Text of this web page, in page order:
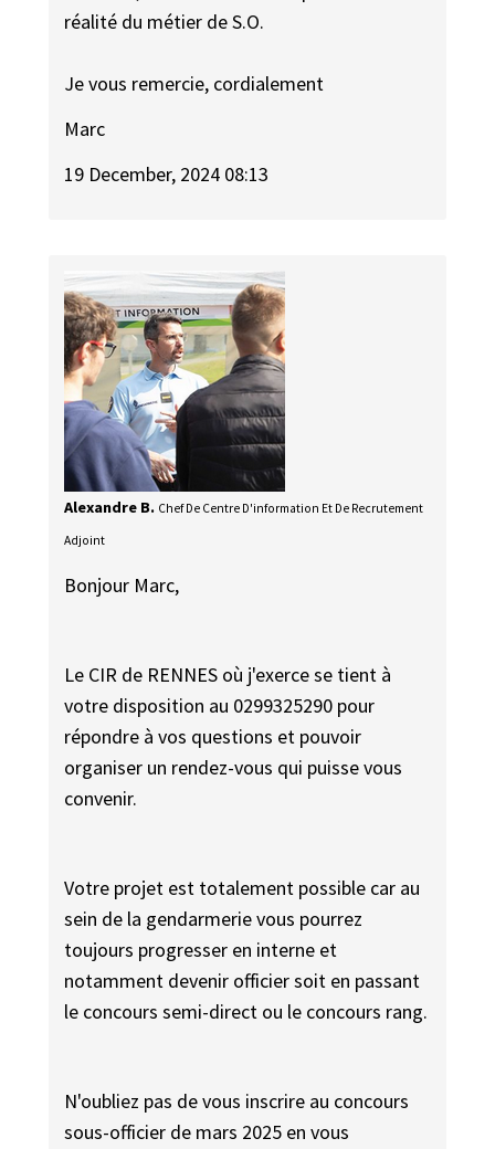
réalité du métier de S.O.
Je vous remercie, cordialement
Marc
19 December, 2024 08:13
Alexandre B. Chef De Centre D'information Et De Recrutement
Adjoint
Bonjour Marc,
Le CIR de RENNES où j'exerce se tient à
votre disposition au 0299325290 pour
répondre à vos questions et pouvoir
organiser un rendez-vous qui puisse vous
convenir.
Votre projet est totalement possible car au
sein de la gendarmerie vous pourrez
toujours progresser en interne et
notamment devenir officier soit en passant
le concours semi-direct ou le concours rang.
N'oubliez pas de vous inscrire au concours
sous-officier de mars 2025 en vous